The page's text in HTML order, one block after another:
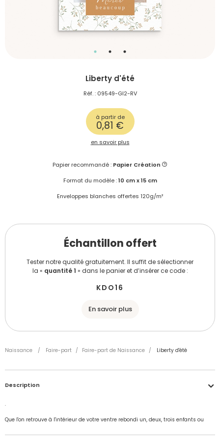
Liberty d'été
Réf. : 09549-GI2-RV
à partir de
0,81 €
en savoir plus
Papier recommandé : Papier Création
Format du modèle : 10 cm x 15 cm
Enveloppes blanches offertes 120g/m²
Échantillon offert
Tester notre qualité gratuitement. Il suffit de sélectionner
la « quantité 1 » dans le panier et d’insérer ce code :
KDO16
En savoir plus
Naissance / Faire-part / Faire-part de Naissance / Liberty d'été
Description
.
Que l'on retrouve à l'intérieur de votre ventre rebondi un, deux, trois enfants ou
C'est donc sur le champs que vous devez entamer votre Faire-part de Naissance